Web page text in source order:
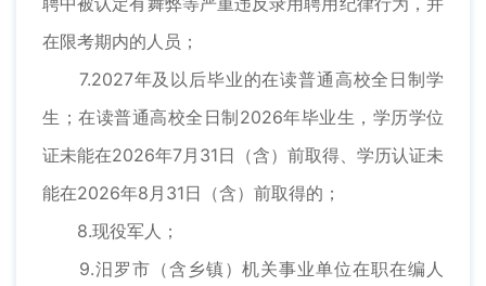
在限考期内的人员；
7.2027年及以后毕业的在读普通高校全日制学
生；在读普通高校全日制2026年毕业生，学历学位
证未能在2026年7月31日（含）前取得、学历认证未
能在2026年8月31日（含）前取得的；
8.现役军人；
9.汨罗市（含乡镇）机关事业单位在职在编人